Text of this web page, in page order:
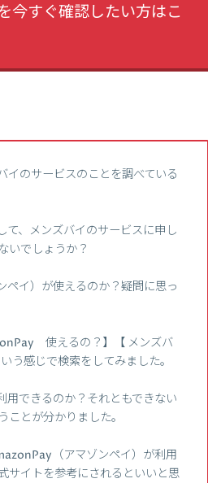
今すぐ確認したい方はこ
イのサービスのことを調べている
、メンズバイのサービスに申し
いでしょうか？
イ）が使えるのか？疑問に思っ
使えるの？】【 メンズバ
感じで検索をしてみました。
できるのか？それともできない
とが分かりました。
（アマゾンペイ）が利用
サイトを参考にされるといいと思